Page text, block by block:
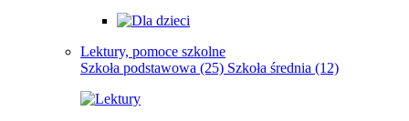
Lektury, pomoce szkolne
Szkoła podstawowa (25) Szkoła średnia (12)